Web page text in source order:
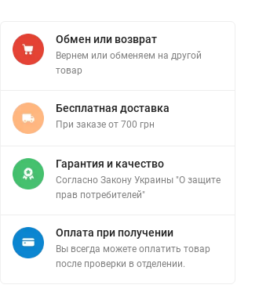
Обмен или возврат
Вернем или обменяем на другой
товар
Бесплатная доставка
При заказе от 700 грн
Гарантия и качество
Согласно Закону Украины "О защите
прав потребителей"
Оплата при получении
Вы всегда можете оплатить товар
после проверки в отделении.